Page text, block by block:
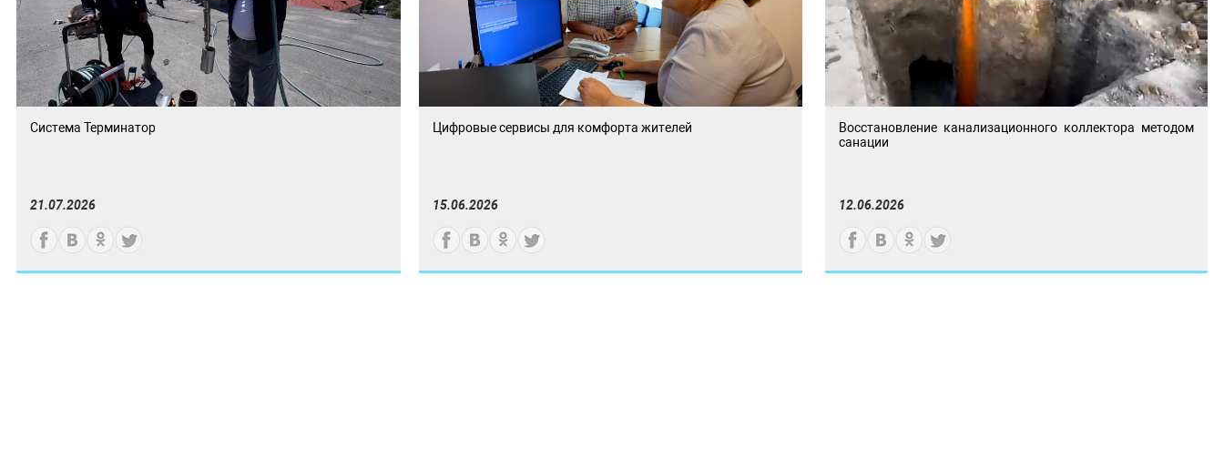
Система Терминатор
21.07.2026
Цифровые сервисы для комфорта жителей
15.06.2026
Восстановление канализационного коллектора методом
санации
12.06.2026